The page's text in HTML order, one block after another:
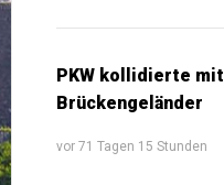
PKW kollidierte mit
Brückengeländer
vor 71 Tagen 15 Stunden